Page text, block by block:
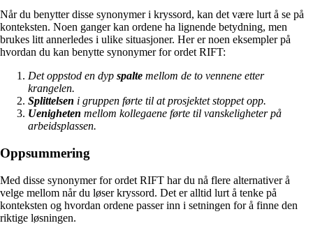
Når du benytter disse synonymer i kryssord, kan det være lurt å se på
konteksten. Noen ganger kan ordene ha lignende betydning, men
brukes litt annerledes i ulike situasjoner. Her er noen eksempler på
hvordan du kan benytte synonymer for ordet RIFT:
Det oppstod en dyp spalte mellom de to vennene etter
krangelen.
Splittelsen i gruppen førte til at prosjektet stoppet opp.
Uenigheten mellom kollegaene førte til vanskeligheter på
arbeidsplassen.
Oppsummering
Med disse synonymer for ordet RIFT har du nå flere alternativer å
velge mellom når du løser kryssord. Det er alltid lurt å tenke på
konteksten og hvordan ordene passer inn i setningen for å finne den
riktige løsningen.